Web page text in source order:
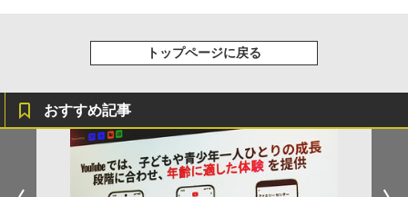
トップページに戻る
おすすめ記事